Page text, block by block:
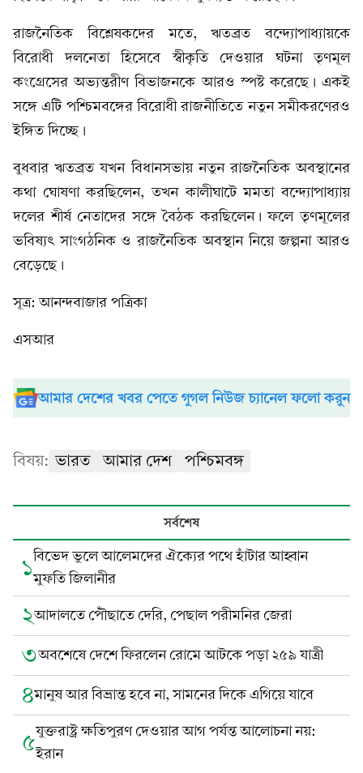
রাজনৈতিক বিশ্লেষকদের মতে, ঋতব্রত বন্দ্যোপাধ্যায়কে
বিরোধী দলনেতা হিসেবে স্বীকৃতি দেওয়ার ঘটনা তৃণমূল
কংগ্রেসের অভ্যন্তরীণ বিভাজনকে আরও স্পষ্ট করেছে। একই
সঙ্গে এটি পশ্চিমবঙ্গের বিরোধী রাজনীতিতে নতুন সমীকরণেরও
ইঙ্গিত দিচ্ছে।
বুধবার ঋতব্রত যখন বিধানসভায় নতুন রাজনৈতিক অবস্থানের
কথা ঘোষণা করছিলেন, তখন কালীঘাটে মমতা বন্দ্যোপাধ্যায়
দলের শীর্ষ নেতাদের সঙ্গে বৈঠক করছিলেন। ফলে তৃণমূলের
ভবিষ্যৎ সাংগঠনিক ও রাজনৈতিক অবস্থান নিয়ে জল্পনা আরও
বেড়েছে।
সূত্র: আনন্দবাজার পত্রিকা
এসআর
আমার দেশের খবর পেতে গুগল নিউজ চ্যানেল ফলো করুন
বিষয়: ভারত আমার দেশ পশ্চিমবঙ্গ
সর্বশেষ
১বিভেদ ভুলে আলেমদের ঐক্যের পথে হাঁটার আহ্বান
মুফতি জিলানীর
২আদালতে পৌঁছাতে দেরি, পেছাল পরীমনির জেরা
৩অবশেষে দেশে ফিরলেন রোমে আটকে পড়া ২৫৯ যাত্রী
৪মানুষ আর বিভ্রান্ত হবে না, সামনের দিকে এগিয়ে যাবে
৫যুক্তরাষ্ট্র ক্ষতিপুরণ দেওয়ার আগ পর্যন্ত আলোচনা নয়:
ইরান